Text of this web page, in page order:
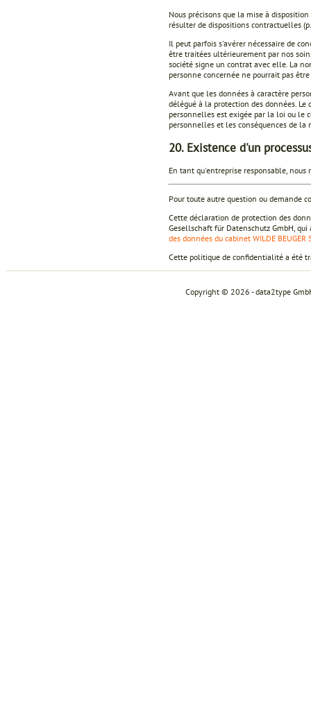
Nous précisons que la mise à
résulter de dispositions contractuelles
Il peut parfois s'avérer nécessaire de
être traitées ultérieurement par nos
société signe un contrat avec elle. La
personne concernée ne pourrait pas
Avant que les données à caractère
délégué à la protection des données.
personnelles est exigée par la loi ou le
personnelles et les conséquences de
20. Existence d'un
En tant qu'entreprise responsable,
Pour toute autre question ou demande
Cette déclaration de protection des
Gesellschaft für Datenschutz GmbH,
des données du cabinet WILDE BEUGER
Cette politique de confidentialité a été
Copyright © 2026 - data2type